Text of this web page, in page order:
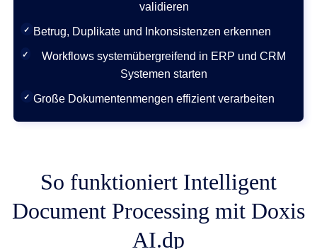
validieren
✓ Betrug, Duplikate und Inkonsistenzen erkennen
✓
Workflows systemübergreifend in ERP und CRM
Systemen starten
✓ Große Dokumentenmengen effizient verarbeiten
So funktioniert Intelligent
Document Processing mit Doxis
AI.dp